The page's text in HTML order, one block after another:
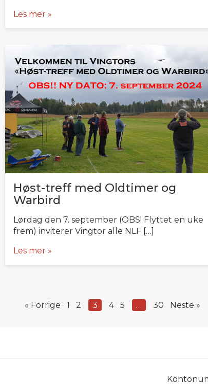
Les mer »
Høst-treff med Oldtimer og
Warbird
Lørdag den 7. september (OBS! Flyttet en uke
frem) inviterer Vingtor alle NLF […]
Les mer »
« Forrige 1 2 3 4 5 … 30 Neste »